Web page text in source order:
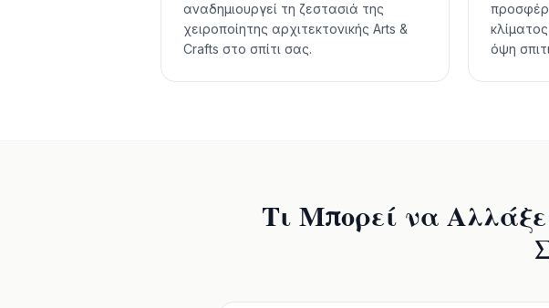
αναδημιουργεί τη ζεστασιά της
χειροποίητης αρχιτεκτονικής Arts &
Crafts στο σπίτι σας.
όψη
Τι Μπορεί να